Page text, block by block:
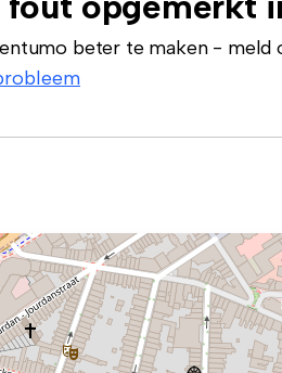
beter te maken -